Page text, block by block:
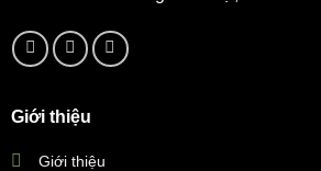
Giới thiệu
Giới thiệu